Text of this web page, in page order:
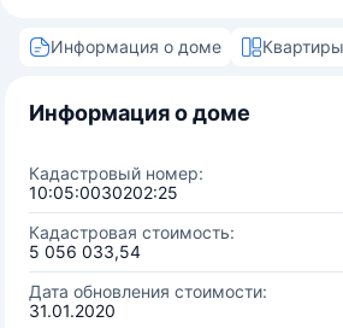
Информация о доме
Информация о доме
Кадастровый номер:
10:05:0030202:25
Кадастровая стоимость:
5 056 033,54
Дата обновления стоимости:
31.01.2020